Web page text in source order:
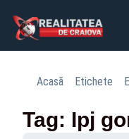
Acasă Etichete
Tag: Ipj